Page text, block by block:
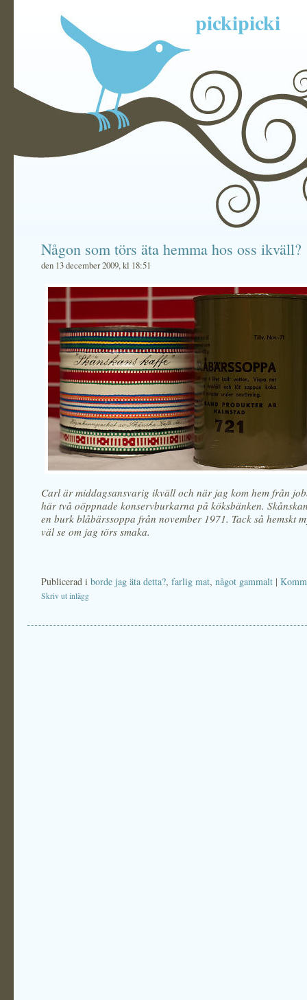
pickipicki
Någon som törs äta hemma hos oss ikväll?
den 13 december 2009, kl 18:51
Carl är middagsansvarig ikväll och när jag kom hem från
här två oöppnade konservburkarna på köksbänken.
en burk blåbärssoppa från november 1971. Tack så hemskt
väl se om jag törs smaka.
Publicerad i borde jag äta detta?, farlig mat, något gammalt |
Skriv ut inlägg